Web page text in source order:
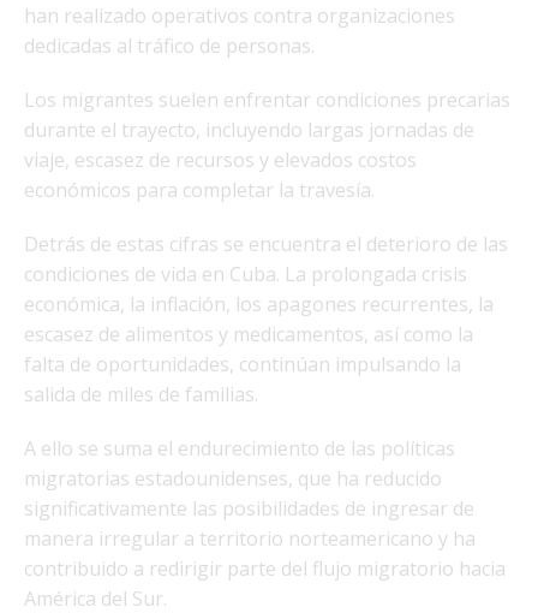
han realizado operativos contra organizaciones
dedicadas al tráfico de personas.
Los migrantes suelen enfrentar condiciones precarias
durante el trayecto, incluyendo largas jornadas de
viaje, escasez de recursos y elevados costos
económicos para completar la travesía.
Detrás de estas cifras se encuentra el deterioro de las
condiciones de vida en Cuba. La prolongada crisis
económica, la inflación, los apagones recurrentes, la
escasez de alimentos y medicamentos, así como la
falta de oportunidades, continúan impulsando la
salida de miles de familias.
A ello se suma el endurecimiento de las políticas
migratorias estadounidenses, que ha reducido
significativamente las posibilidades de ingresar de
manera irregular a territorio norteamericano y ha
contribuido a redirigir parte del flujo migratorio hacia
América del Sur.